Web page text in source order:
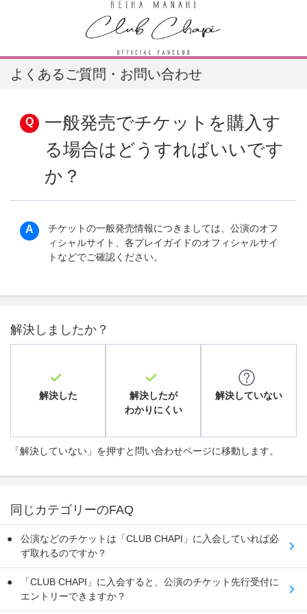
よくあるご質問・お問い合わせ
一般発売でチケットを購入す
る場合はどうすればいいです
か？
チケットの一般発売情報につきましては、公演のオフ
ィシャルサイト、各プレイガイドのオフィシャルサイ
トなどでご確認ください。
解決しましたか？
解決した
解決したが
わかりにくい
解決していない
「解決していない」を押すと問い合わせページに移動します。
同じカテゴリーのFAQ
公演などのチケットは「CLUB CHAPI」に入会していれば必
ず取れるのですか？
「CLUB CHAPI」に入会すると、公演のチケット先行受付に
エントリーできますか？